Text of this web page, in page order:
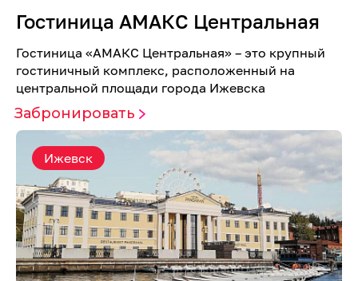
Гостиница АМАКС Центральная
Гостиница «AMАКС Центральная» – это крупный
гостиничный комплекс, расположенный на
центральной площади города Ижевска
Забронировать
Ижевск